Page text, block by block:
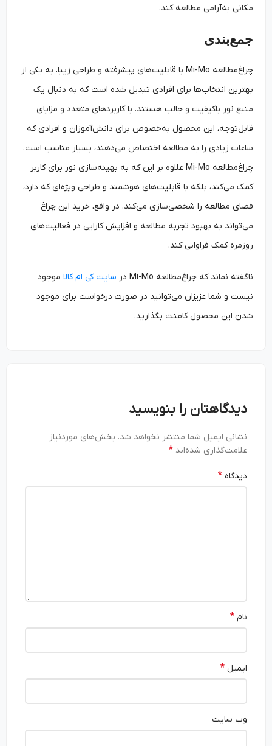
مکانی به‌آرامی مطالعه کند.
جمع‌بندی
چراغ‌مطالعه Mi-Mo با قابلیت‌های پیشرفته و طراحی زیبا، به یکی از
بهترین انتخاب‌ها برای افرادی تبدیل شده است که به دنبال یک
منبع نور باکیفیت و جالب هستند. با کاربردهای متعدد و مزایای
قابل‌توجه، این محصول به‌خصوص برای دانش‌آموزان و افرادی که
ساعات زیادی را به مطالعه اختصاص می‌دهند، بسیار مناسب است.
چراغ‌مطالعه Mi-Mo علاوه بر این که به بهینه‌سازی نور برای کاربر
کمک می‌کند، بلکه با قابلیت‌های هوشمند و طراحی ویژه‌ای که دارد،
فضای مطالعه را شخصی‌سازی می‌کند. در واقع، خرید این چراغ
می‌تواند به بهبود تجربه مطالعه و افزایش کارایی در فعالیت‌های
روزمره کمک فراوانی کند.
ناگفته نماند که چراغ‌مطالعه Mi-Mo در سایت کی ام کالاموجود
نیست و شما عزیزان می‌توانید در صورت درخواست برای موجود
شدن این محصول کامنت بگذارید.
دیدگاهتان را بنویسید
نشانی ایمیل شما منتشر نخواهد شد. بخش‌های موردنیاز
علامت‌گذاری شده‌اند*
دیدگاه*
ایمیل*
وب‌ سایت